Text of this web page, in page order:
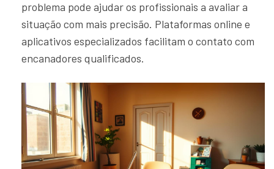
problema pode ajudar os profissionais a avaliar a
situação com mais precisão. Plataformas online e
aplicativos especializados facilitam o contato com
encanadores qualificados.